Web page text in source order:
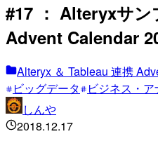
#17 ： Alteryxサン
Advent Calendar
Alteryx ＆ Tableau 連携
ビッグデータ
ビジネス・
しんや
2018.12.17